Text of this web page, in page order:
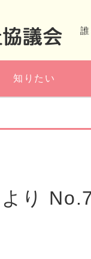
知りたい
り